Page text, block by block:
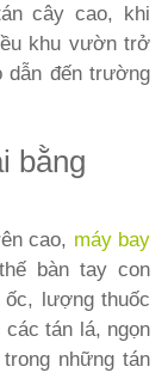
cây cao, khi
khu vườn trở
dẫn đến trường
bằng
cao, máy bay
bàn tay con
lượng thuốc
các tán lá, ngọn
những tán